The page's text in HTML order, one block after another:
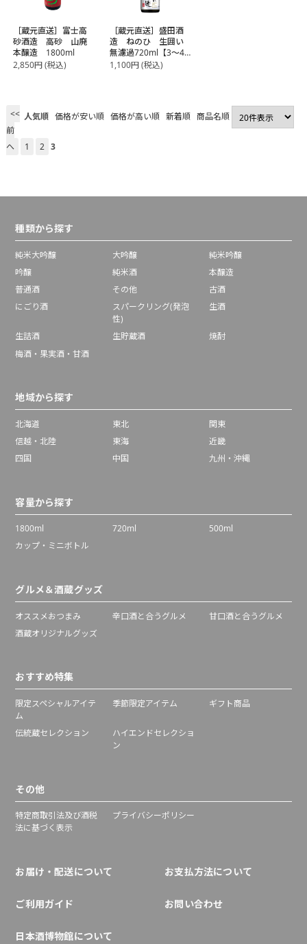
［蔵元直送］富士高
砂酒造 高砂 山廃
本醸造 1800ml
2,850円(税込)
［蔵元直送］盛田酒
造 ねのひ 生囲い
無濾過720ml【3～4
営業日以内に出荷】
1,100円(税込)
人気順 価格が安い順 価格が高い順 新着順 商品名順
<<
前
へ
1 2 3
種類から探す
純米大吟醸 大吟醸
純米吟醸
吟醸
純米酒
本醸造
普通酒
その他
古酒
にごり酒
スパークリング(発泡
性)
生酒
生詰酒 生貯蔵酒
焼酎
梅酒・果実酒・甘酒
地域から探す
北海道 東北
関東
信越・北陸
東海
近畿
四国
中国 九州・沖縄
容量から探す
1800ml 720ml
500ml
カップ・ミニボトル
グルメ＆酒蔵グッズ
オススメおつまみ 辛口酒と合うグルメ
甘口酒と合うグルメ
酒蔵オリジナルグッズ
おすすめ特集
限定スペシャルアイテ
ム
季節限定アイテム ギフト商品
伝統蔵セレクション
ハイエンドセレクショ
ン
その他
特定商取引法及び酒税
法に基づく表示
プライバシーポリシー
お届け・配送について お支払方法について
ご利用ガイド お問い合わせ
日本酒博物館について